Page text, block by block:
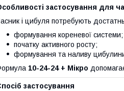
застосування для
і цибуля потребують
формування кореневої системи;
початку активного росту;
формування та наливу
10-24-24 + Мікро
застосування